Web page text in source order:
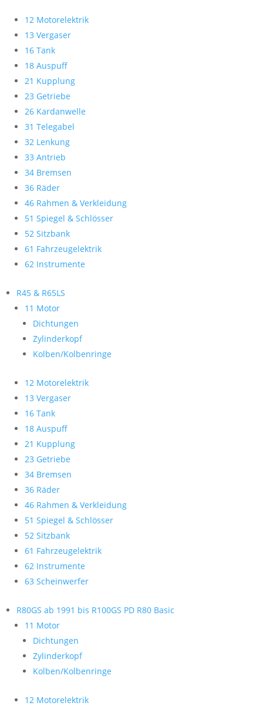
12 Motorelektrik
13 Vergaser
16 Tank
18 Auspuff
21 Kupplung
23 Getriebe
26 Kardanwelle
31 Telegabel
32 Lenkung
33 Antrieb
34 Bremsen
36 Räder
46 Rahmen & Verkleidung
51 Spiegel & Schlösser
52 Sitzbank
61 Fahrzeugelektrik
62 Instrumente
R45 & R65LS
11 Motor
Dichtungen
Zylinderkopf
Kolben/Kolbenringe
12 Motorelektrik
13 Vergaser
16 Tank
18 Auspuff
21 Kupplung
23 Getriebe
34 Bremsen
36 Räder
46 Rahmen & Verkleidung
51 Spiegel & Schlösser
52 Sitzbank
61 Fahrzeugelektrik
62 Instrumente
63 Scheinwerfer
R80GS ab 1991 bis R100GS PD R80 Basic
11 Motor
Dichtungen
Zylinderkopf
Kolben/Kolbenringe
12 Motorelektrik